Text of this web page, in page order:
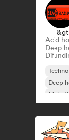
Acid
Deep
Techno
Deep